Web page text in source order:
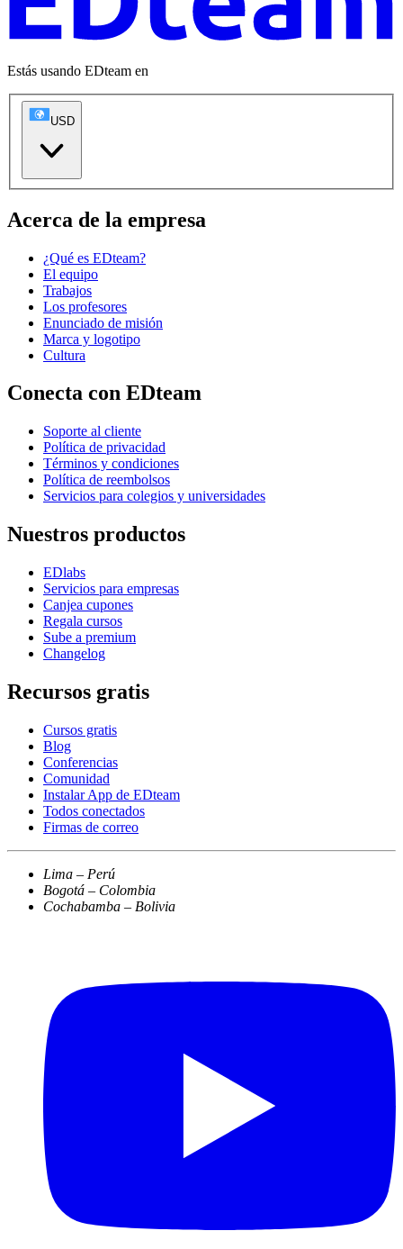
Estás usando EDteam en
USD
Acerca de la empresa
¿Qué es EDteam?
El equipo
Trabajos
Los profesores
Enunciado de misión
Marca y logotipo
Cultura
Conecta con EDteam
Soporte al cliente
Política de privacidad
Términos y condiciones
Política de reembolsos
Servicios para colegios y universidades
Nuestros productos
EDlabs
Servicios para empresas
Canjea cupones
Regala cursos
Sube a premium
Changelog
Recursos gratis
Cursos gratis
Blog
Conferencias
Comunidad
Instalar App de EDteam
Todos conectados
Firmas de correo
Lima – Perú
Bogotá – Colombia
Cochabamba – Bolivia